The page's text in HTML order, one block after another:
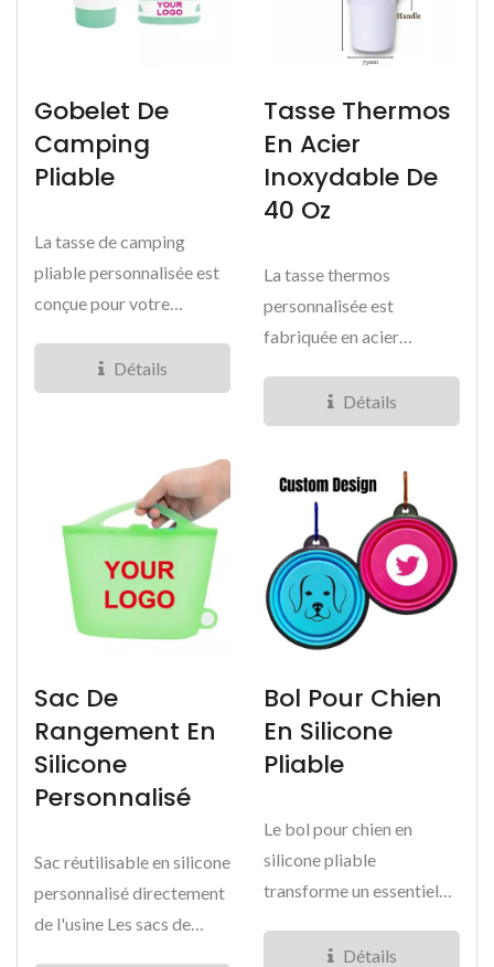
Gobelet De
Camping
Pliable
La tasse de camping
pliable personnalisée est
conçue pour votre
permettant...Détails
Tasse Thermos
En Acier
Inoxydable De
40 Oz
La tasse thermos
personnalisée est
fabriquée en acier
réservoir intérieur...
Détails
Sac De
Rangement En
Silicone
Personnalisé
Sac réutilisable en silicone
personnalisé directement
de l'usine Les sacs de
Bol Pour Chien
En Silicone
Pliable
Le bol pour chien en
silicone pliable
transforme un essentiel
de compagnie...
Détails